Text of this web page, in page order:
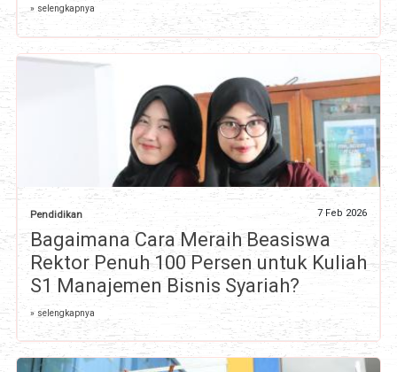
» selengkapnya
Pendidikan 7 Feb 2026
Bagaimana Cara Meraih Beasiswa
Rektor Penuh 100 Persen untuk Kuliah
S1 Manajemen Bisnis Syariah?
» selengkapnya